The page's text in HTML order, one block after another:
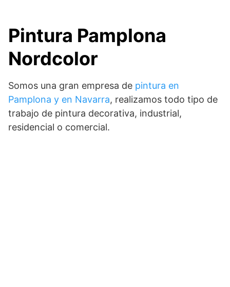
Pintura Pamplona
Nordcolor
Somos una gran empresa de pintura en
Pamplona y en Navarra, realizamos todo tipo de
trabajo de pintura decorativa, industrial,
residencial o comercial.